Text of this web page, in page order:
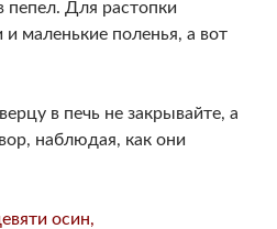
пепел. Для растопки
маленькие поленья, а вот
в печь не закрывайте, а
наблюдая, как они
осин,